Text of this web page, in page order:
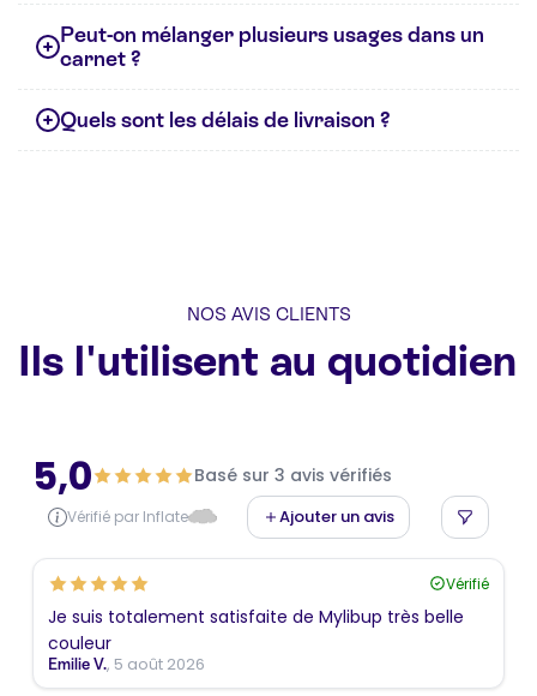
Peut-on mélanger plusieurs usages dans un
carnet ?
Quels sont les délais de livraison ?
NOS AVIS CLIENTS
Ils l'utilisent au quotidien
5,0 Basé sur 3 avis vérifiés
Vérifié par Inflate Ajouter un avis
Vérifié
Je suis totalement satisfaite de Mylibup très belle
couleur
Emilie V., 5 août 2026